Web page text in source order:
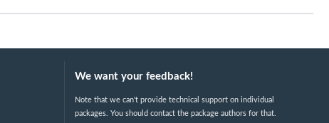
We want your feedback!
Note that we can't provide technical support on individual
packages. You should contact the package authors for that.